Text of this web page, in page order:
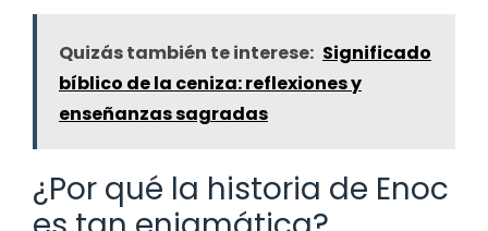
Quizás también te interese: Significado
bíblico de la ceniza: reflexiones y
enseñanzas sagradas
¿Por qué la historia de Enoc